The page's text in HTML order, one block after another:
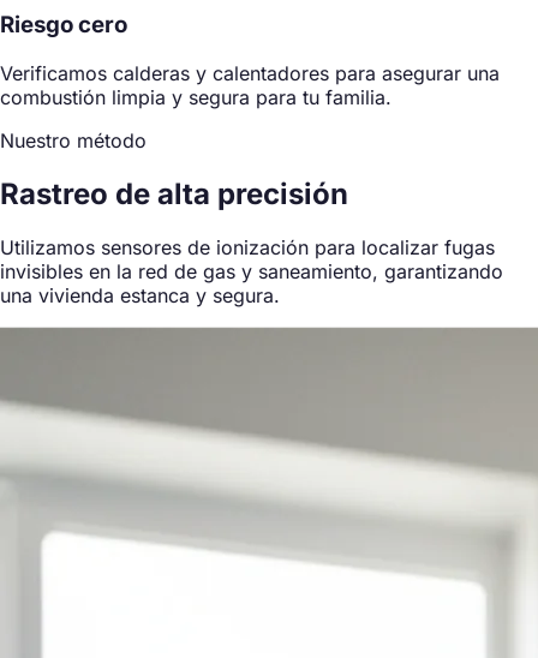
Riesgo cero
Verificamos calderas y calentadores para asegurar una
combustión limpia y segura para tu familia.
Nuestro método
Rastreo de alta precisión
Utilizamos sensores de ionización para localizar fugas
invisibles en la red de gas y saneamiento, garantizando
una vivienda estanca y segura.